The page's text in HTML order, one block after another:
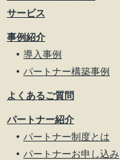
サービス
事例紹介
導入事例
パートナー構築事例
よくあるご質問
パートナー紹介
パートナー制度とは
パートナーお申し込み